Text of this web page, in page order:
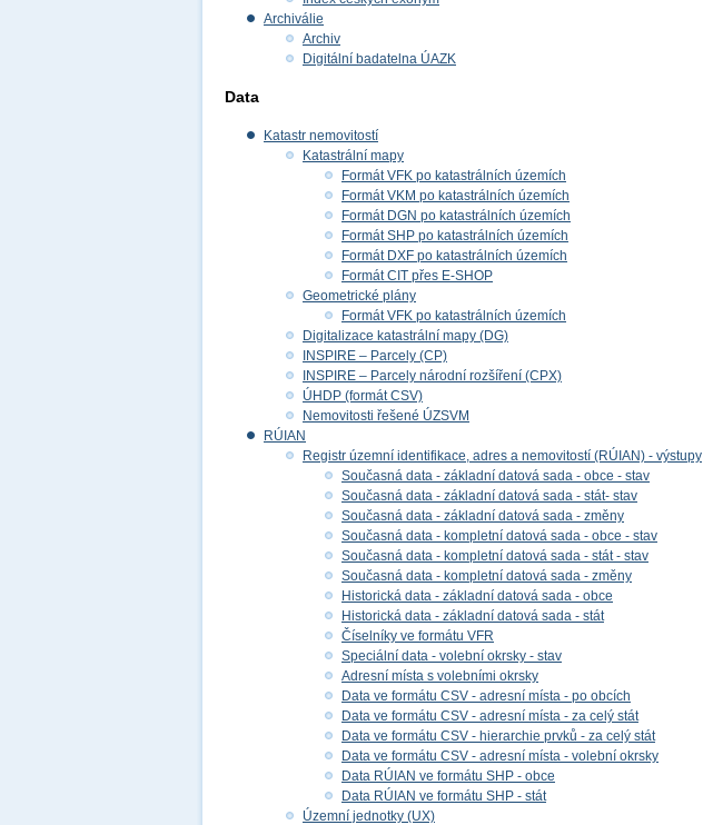
Archiválie
Archiv
Digitální badatelna ÚAZK
Data
Katastr nemovitostí
Katastrální mapy
Formát VFK po katastrálních územích
Formát VKM po katastrálních územích
Formát DGN po katastrálních územích
Formát SHP po katastrálních územích
Formát DXF po katastrálních územích
Formát CIT přes E-SHOP
Geometrické plány
Formát VFK po katastrálních územích
Digitalizace katastrální mapy (DG)
INSPIRE – Parcely (CP)
INSPIRE – Parcely národní rozšíření (CPX)
ÚHDP (formát CSV)
Nemovitosti řešené ÚZSVM
RÚIAN
Registr územní identifikace, adres a nemovitostí (RÚIAN) - výstupy
Současná data - základní datová sada - obce - stav
Současná data - základní datová sada - stát- stav
Současná data - základní datová sada - změny
Současná data - kompletní datová sada - obce - stav
Současná data - kompletní datová sada - stát - stav
Současná data - kompletní datová sada - změny
Historická data - základní datová sada - obce
Historická data - základní datová sada - stát
Číselníky ve formátu VFR
Speciální data - volební okrsky - stav
Adresní místa s volebními okrsky
Data ve formátu CSV - adresní místa - po obcích
Data ve formátu CSV - adresní místa - za celý stát
Data ve formátu CSV - hierarchie prvků - za celý stát
Data ve formátu CSV - adresní místa - volební okrsky
Data RÚIAN ve formátu SHP - obce
Data RÚIAN ve formátu SHP - stát
Územní jednotky (UX)